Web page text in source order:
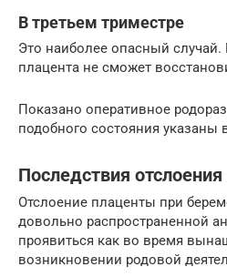
В третьем триместре
Это наиболее опасный случай.
плацента не сможет
Показано оперативное
подобного состояния указаны
Последствия
Отслоение плаценты при
довольно распространенной
проявиться как во время
возникновении родовой